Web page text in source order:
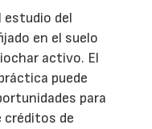
estudio del
en el suelo
activo. El
puede
para
créditos de